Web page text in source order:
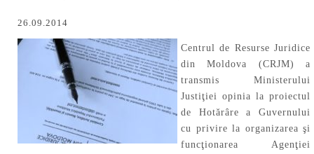
26.09.2014
Centrul de Resurse Juridice
din Moldova (CRJM) a
transmis Ministerului
Justiţiei opinia la proiectul
de Hotărâre a Guvernului
cu privire la organizarea şi
funcţionarea Agenţiei